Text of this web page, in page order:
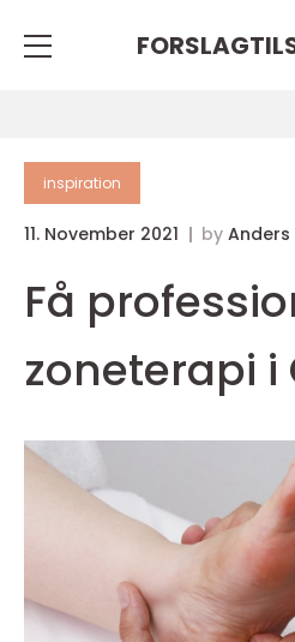
inspiration
11. November 2021 by Anders
Få
zoneterapi i